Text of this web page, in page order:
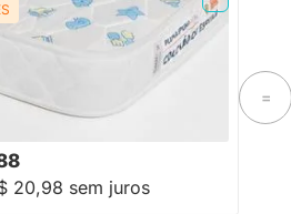
PRONTA ENTREGA
Espuma Plummi Berço
D18
20,98 sem juros
=